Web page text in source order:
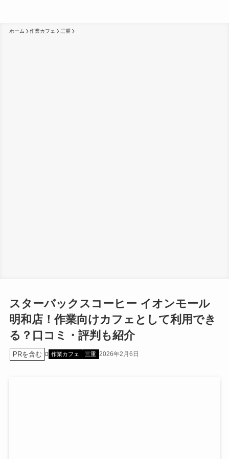
ホーム 作業カフェ 三重
スターバックスコーヒー イオンモール
明和店！作業向けカフェとして利用でき
る？口コミ・評判も紹介
PRを含む 作業カフェ 三重 2026年2月6日